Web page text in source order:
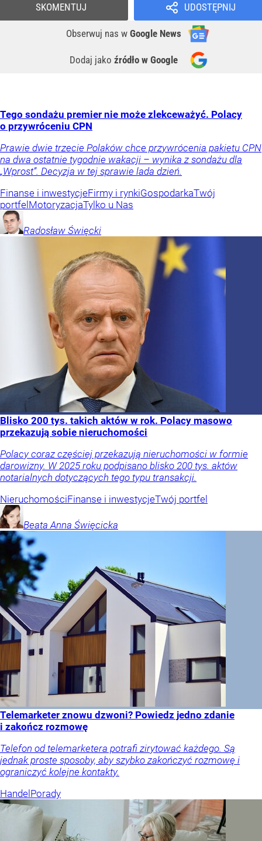
UDOSTĘPNIJ
Obserwuj nas w Google News
Dodaj jako źródło w Google
SKOMENTUJ
Tego sondażu premier nie może zlekceważyć. Polacy
o przywróceniu CPN
Prawie dwie trzecie Polaków chce przywrócenia pakietu CPN
na dwa ostatnie tygodnie wakacji – wynika z sondażu dla
„Wprost”. Decyzja w tej sprawie lada dzień.
Finanse i inwestycjeFirmy i rynkiGospodarkaTwój
portfel MotoryzacjaTylko u Nas
Radosław Święcki
Blisko 200 tys. takich aktów w rok. Polacy masowo
przekazują sobie nieruchomości
Polacy coraz częściej przekazują nieruchomości w formie
darowizny. W 2025 roku podpisano blisko 200 tys. aktów
notarialnych dotyczących tego typu transakcji.
NieruchomościFinanse i inwestycjeTwój portfel
Beata Anna Święcicka
Telemarketer znowu dzwoni? Powiedz jedno zdanie
i zakończ rozmowę
Telefon od telemarketera potrafi zirytować każdego. Są
jednak proste sposoby, aby szybko zakończyć rozmowę i
ograniczyć kolejne kontakty.
Handel Porady